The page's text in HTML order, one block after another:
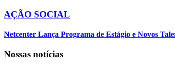
AÇÃO SOCIAL
Netcenter Lança Programa de Estágio e Novos
Nossas notícias